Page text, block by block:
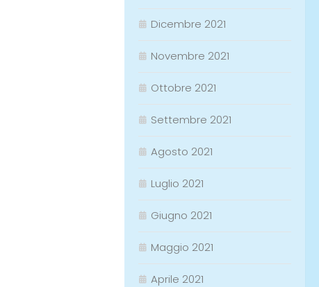
Dicembre 2021
Novembre 2021
Ottobre 2021
Settembre 2021
Agosto 2021
Luglio 2021
Giugno 2021
Maggio 2021
Aprile 2021